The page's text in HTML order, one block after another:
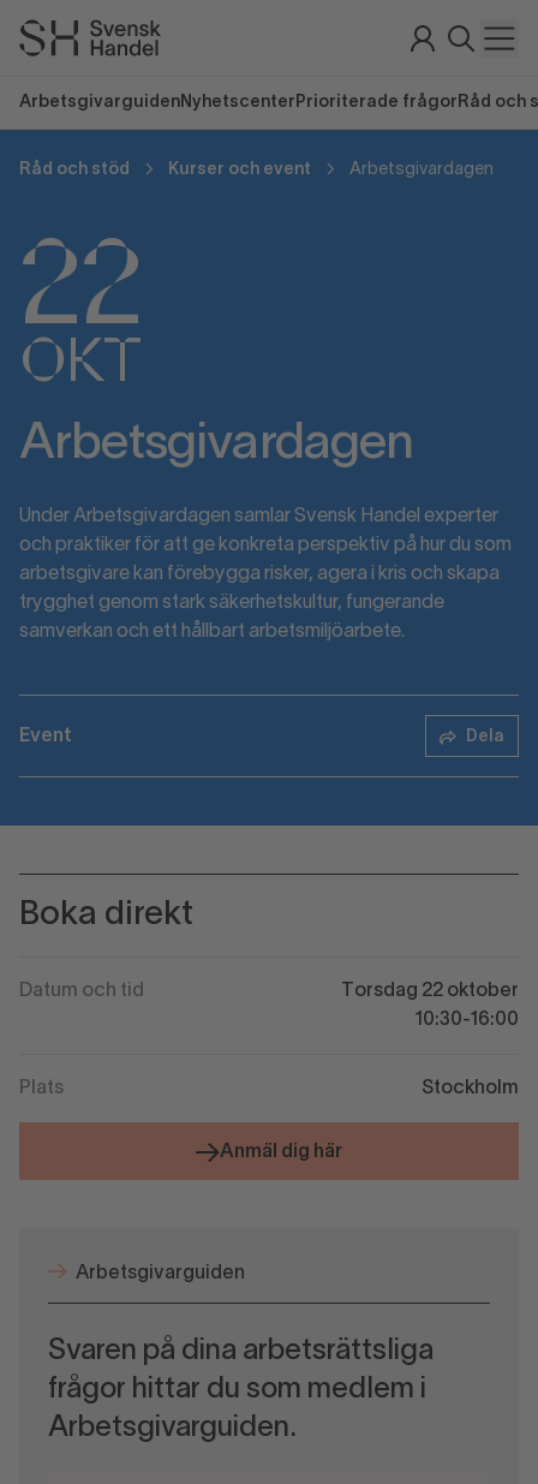
Arbetsgivarguiden Nyhetscenter Prioriterade frågor Råd och
Råd och stöd Kurser och event Arbetsgivardagen
Arbetsgivardagen
Under Arbetsgivardagen samlar Svensk Handel experter
och praktiker för att ge konkreta perspektiv på hur du som
arbetsgivare kan förebygga risker, agera i kris och skapa
trygghet genom stark säkerhetskultur, fungerande
samverkan och ett hållbart arbetsmiljöarbete.
22
OKT
Event Dela
Boka direkt
Datum och tid
Torsdag 22 oktober
10:30-16:00
Plats Stockholm
Anmäl dig här
Arbetsgivarguiden
Svaren på dina arbetsrättsliga
frågor hittar du som medlem i
Arbetsgivarguiden.